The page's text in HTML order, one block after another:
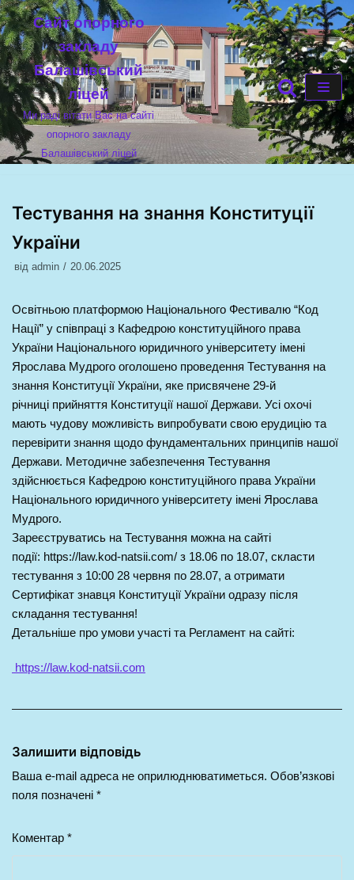
Перейти
до
вмісту
Cайт опорного
закладу
Балашівський
ліцей
Ми раді вітати Вас на сайті
опорного закладу
Балашівський ліцей
Тестування на знання Конституції
України
від admin 20.06.2025
Освітньою платформою Національного Фестивалю “Код
Нації” у співпраці з Кафедрою конституційного права
України Національного юридичного університету імені
Ярослава Мудрого оголошено проведення Тестування на
знання Конституції України, яке присвячене 29-й
річниці прийняття Конституції нашої Держави. Усі охочі
мають чудову можливість випробувати свою ерудицію та
перевірити знання щодо фундаментальних принципів нашої
Держави. Методичне забезпечення Тестування
здійснюється Кафедрою конституційного права України
Національного юридичного університету імені Ярослава
Мудрого.
Зареєструватись на Тестування можна на сайті
події: https://law.kod-natsii.com/ з 18.06 по 18.07, скласти
тестування з 10:00 28 червня по 28.07, а отримати
Сертифікат знавця Конституції України одразу після
складання тестування!
Детальніше про умови участі та Регламент на сайті:
https://law.kod-natsii.com
Залишити відповідь
Ваша e-mail адреса не оприлюднюватиметься. Обов’язкові
поля позначені *
Коментар *